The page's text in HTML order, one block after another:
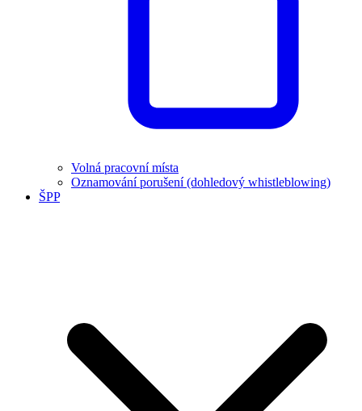
Volná pracovní místa
Oznamování porušení (dohledový whistleblowing)
ŠPP